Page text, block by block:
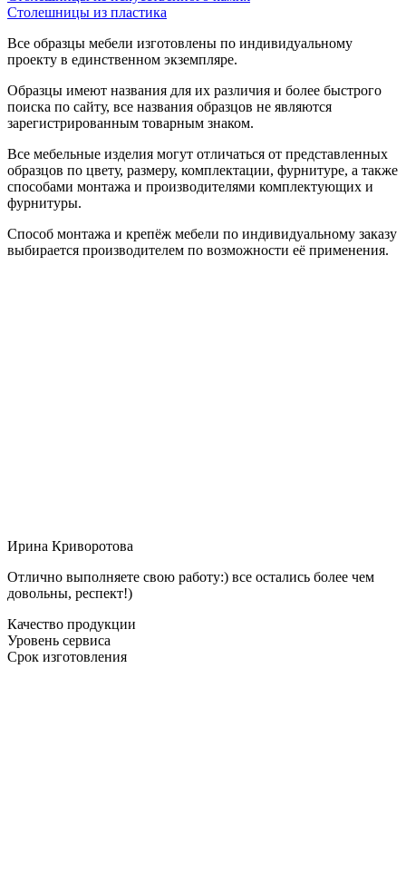
Столешницы из пластика
Все образцы мебели изготовлены по индивидуальному
проекту в единственном экземпляре.
Образцы имеют названия для их различия и более быстрого
поиска по сайту, все названия образцов не являются
зарегистрированным товарным знаком.
Все мебельные изделия могут отличаться от представленных
образцов по цвету, размеру, комплектации, фурнитуре, а также
способами монтажа и производителями комплектующих и
фурнитуры.
Способ монтажа и крепёж мебели по индивидуальному заказу
выбирается производителем по возможности её применения.
Ирина Криворотова
Отлично выполняете свою работу:) все остались более чем
довольны, респект!)
Качество продукции
Уровень сервиса
Срок изготовления